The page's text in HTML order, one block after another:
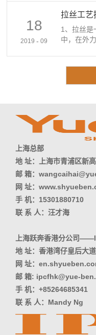
18
2019 - 09
拉丝工艺
1、拉丝是
中，在外
上海总部
地 址：上海市青浦区新
邮 箱：
网 址：
手 机：15301880710
联 系 人：汪才海
上海跃奔香港分公司
地 址：香港湾仔皇后大
网 址：
邮 箱: ipcfhk@yue-
手 机：+85264685341
联 系 人：Mandy Ng